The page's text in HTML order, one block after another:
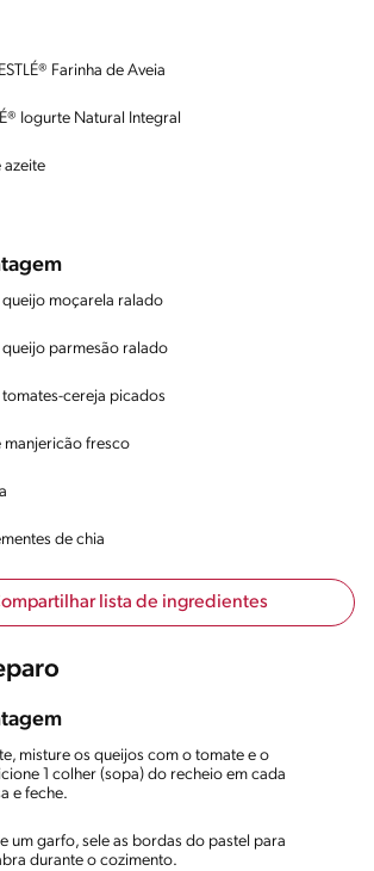
Farinha de Aveia
Iogurte Natural Integral
azeite
moçarela ralado
parmesão ralado
cereja picados
manjericão fresco
de chia
lista de ingredientes
misture os queijos com o tomate e o
1 colher (sopa) do recheio em cada
e feche.
um garfo, sele as bordas do pastel para
durante o cozimento.